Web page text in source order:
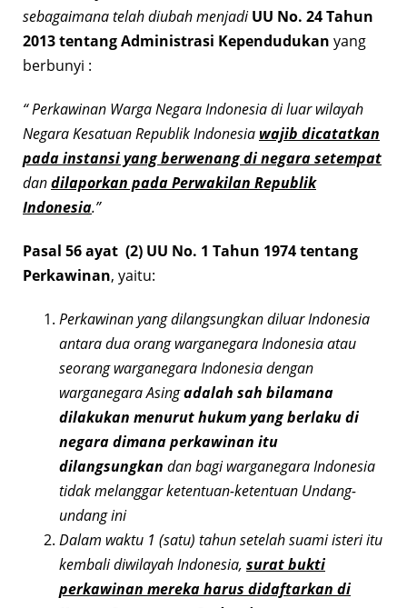
sebagaimana telah diubah menjadiUU No. 24 Tahun
2013 tentang Administrasi Kependudukan yang
berbunyi :
“ Perkawinan Warga Negara Indonesia di luar wilayah
Negara Kesatuan Republik Indonesia wajib dicatatkan
pada instansi yang berwenang di negara setempat
dandilaporkan pada Perwakilan Republik
Indonesia.”
Pasal 56 ayat (2) UU No. 1 Tahun 1974 tentang
Perkawinan, yaitu:
Perkawinan yang dilangsungkan diluar Indonesia
antara dua orang warganegara Indonesia atau
seorang warganegara Indonesia dengan
warganegara Asingadalah sah bilamana
dilakukan menurut hukum yang berlaku di
negara dimana perkawinan itu
dilangsungkan dan bagi warganegara Indonesia
tidak melanggar ketentuan-ketentuan Undang-
undang ini
Dalam waktu 1 (satu) tahun setelah suami isteri itu
kembali diwilayah Indonesia, surat bukti
perkawinan mereka harus didaftarkan di